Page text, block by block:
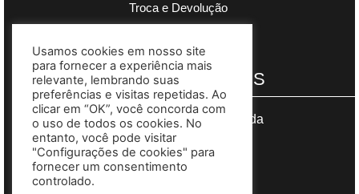
Troca e Devolução
PAGAMENTOS
Segurança garantida
Usamos cookies em nosso site
para fornecer a experiência mais
relevante, lembrando suas
preferências e visitas repetidas. Ao
clicar em “OK”, você concorda com
o uso de todos os cookies. No
entanto, você pode visitar
"Configurações de cookies" para
fornecer um consentimento
controlado.